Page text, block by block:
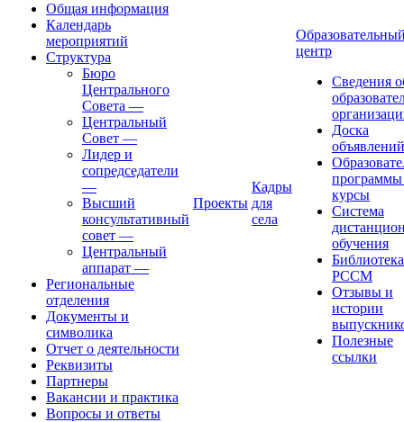
Общая информация
Календарь
мероприятий
Структура
Бюро
Центрального
Совета —
Центральный
Совет —
Лидер и
сопредседатели
—
Высший
консультативный
совет —
Центральный
аппарат —
Региональные
отделения
Документы и
символика
Отчет о деятельности
Реквизиты
Партнеры
Вакансии и практика
Вопросы и ответы
Проекты
Кадры
для
села
центр
Сведения
Доска
объявлений
курсы
Система
обучения
Библиотека
РССМ
Отзывы и
истории
Полезные
ссылки